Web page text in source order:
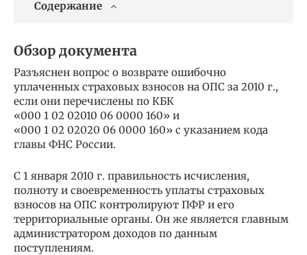
Содержание
Обзор документа
Разъяснен вопрос о возврате ошибочно
уплаченных страховых взносов на ОПС за 2010 г.,
если они перечислены по КБК
«000 1 02 02010 06 0000 160» и
«000 1 02 02020 06 0000 160» с указанием кода
главы ФНС России.
С 1 января 2010 г. правильность исчисления,
полноту и своевременность уплаты страховых
взносов на ОПС контролируют ПФР и его
территориальные органы. Он же является главным
администратором доходов по данным
поступлениям.